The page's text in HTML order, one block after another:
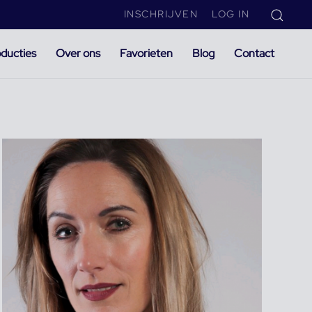
INSCHRIJVEN LOG IN
Over ons Favorieten Blog Contact